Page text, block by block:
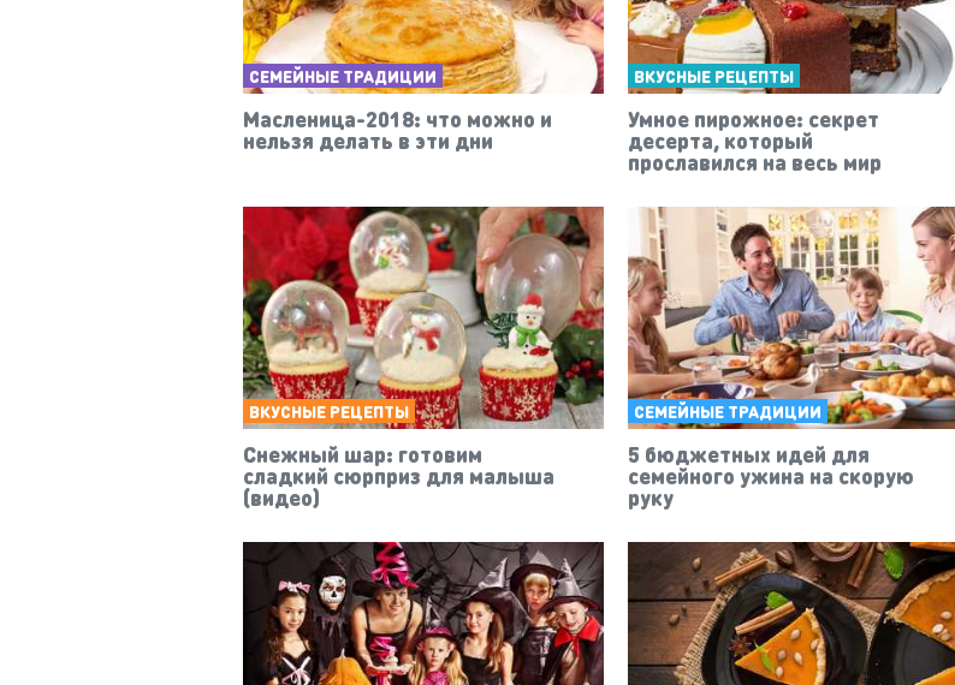
СЕМЕЙНЫЕ ТРАДИЦИИ
Масленица-2018: что можно и
нельзя делать в эти дни
ВКУСНЫЕ РЕЦЕПТЫ
Умное пирожное: секрет
десерта, который
прославился на весь мир
ВКУСНЫЕ РЕЦЕПТЫ
Снежный шар: готовим
сладкий сюрприз для малыша
(видео)
СЕМЕЙНЫЕ ТРАДИЦИИ
5 бюджетных идей для
семейного ужина на скорую
руку